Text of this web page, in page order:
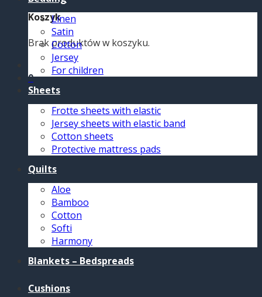
Koszyk
Brak produktów w koszyku.
0
Linen
Satin
Cotton
Jersey
For children
Sheets
Frotte sheets with elastic
Jersey sheets with elastic band
Cotton sheets
Protective mattress pads
Quilts
Aloe
Bamboo
Cotton
Softi
Harmony
Blankets – Bedspreads
Cushions